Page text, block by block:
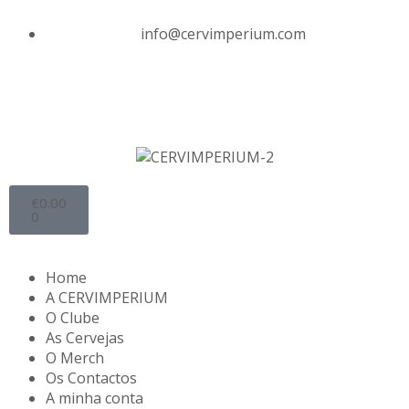
info@cervimperium.com
€0.00
0
Home
A CERVIMPERIUM
O Clube
As Cervejas
O Merch
Os Contactos
A minha conta